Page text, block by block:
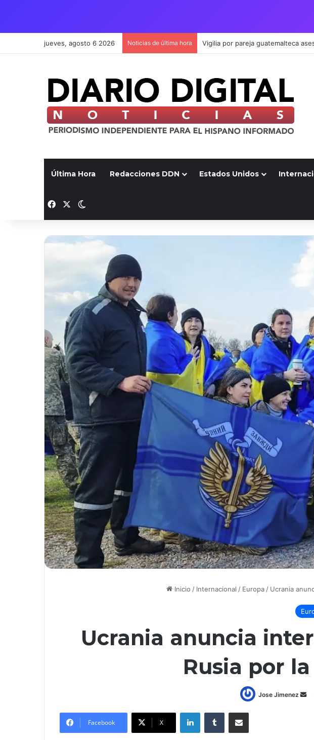
jueves, agosto 6 2026 Noticias de última hora
Última Hora Redacciones DDN Estados Unidos
Facebook
Inicio / Internacional / Europa / Ucrania
Ucrania anuncia
Rusia por
Jose Jimenez
Facebook X
LinkedInTumblr Compartir por correo electrónico